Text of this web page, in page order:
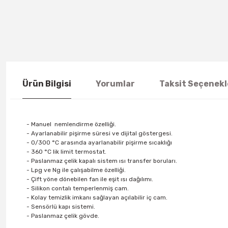
Ürün Bilgisi Yorumlar Taksit
- Manuel nemlendirme özelliği.
- Ayarlanabilir pişirme süresi ve dijital göstergesi.
- 0/300 °C arasında ayarlanabilir pişirme sıcaklığı
- 360 °C lik limit termostat.
- Paslanmaz çelik kapalı sistem ısı transfer boruları.
- Lpg ve Ng ile çalışabilme özelliği.
- Çift yöne dönebilen fan ile eşit ısı dağılımı.
- Silikon contalı temperlenmiş cam.
- Kolay temizlik imkanı sağlayan açılabilir iç cam.
- Sensörlü kapı sistemi.
- Paslanmaz çelik gövde.